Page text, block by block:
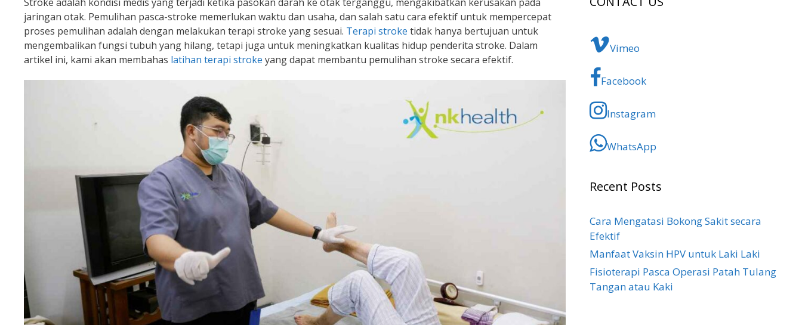
jaringan otak. Pemulihan pasca-stroke memerlukan waktu dan usaha, dan salah satu cara efektif untuk mempercepat
proses pemulihan adalah dengan melakukan terapi stroke yang sesuai. Terapi stroke tidak hanya bertujuan untuk
mengembalikan fungsi tubuh yang hilang, tetapi juga untuk meningkatkan kualitas hidup penderita stroke. Dalam
artikel ini, kami akan membahas latihan terapi stroke yang dapat membantu pemulihan stroke secara efektif.
Vimeo
Facebook
Instagram
WhatsApp
Recent Posts
Cara Mengatasi Bokong Sakit​ secara
Efektif
Manfaat Vaksin HPV untuk Laki Laki
Fisioterapi Pasca Operasi Patah Tulang
Tangan atau Kaki